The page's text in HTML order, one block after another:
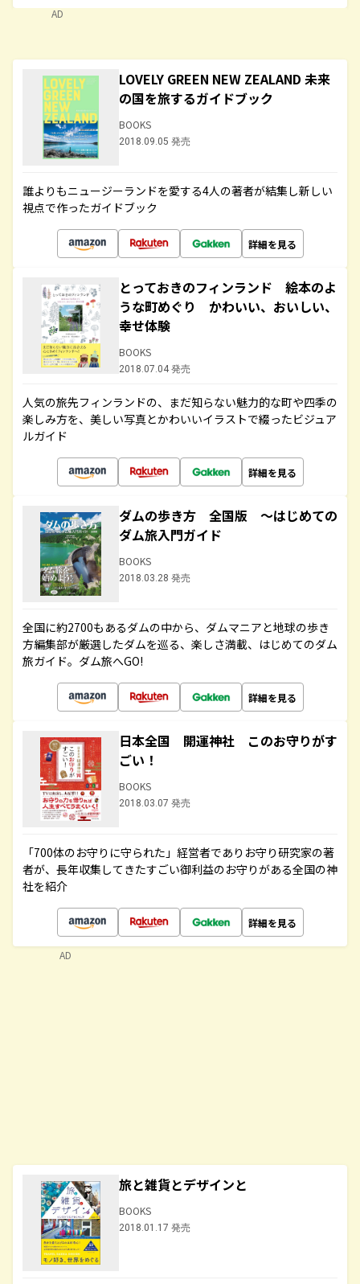
AD
LOVELY GREEN NEW ZEALAND 未来
の国を旅するガイドブック
BOOKS
2018.09.05 発売
誰よりもニュージーランドを愛する4人の著者が結集し新しい
視点で作ったガイドブック
詳細を見る
とっておきのフィンランド 絵本のよ
うな町めぐり かわいい、おいしい、
幸せ体験
BOOKS
2018.07.04 発売
人気の旅先フィンランドの、まだ知らない魅力的な町や四季の
楽しみ方を、美しい写真とかわいいイラストで綴ったビジュア
ルガイド
詳細を見る
ダムの歩き方 全国版 ～はじめての
ダム旅入門ガイド
BOOKS
2018.03.28 発売
全国に約2700もあるダムの中から、ダムマニアと地球の歩き
方編集部が厳選したダムを巡る、楽しさ満載、はじめてのダム
旅ガイド。ダム旅へGO!
詳細を見る
日本全国 開運神社 このお守りがす
ごい！
BOOKS
2018.03.07 発売
「700体のお守りに守られた」経営者でありお守り研究家の著
者が、長年収集してきたすごい御利益のお守りがある全国の神
社を紹介
詳細を見る
旅と雑貨とデザインと
BOOKS
2018.01.17 発売
AD